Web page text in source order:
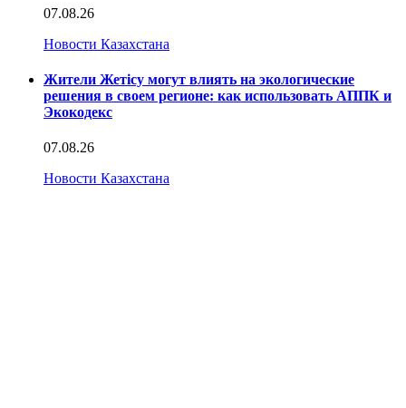
07.08.26
Новости Казахстана
Жители Жетісу могут влиять на экологические
решения в своем регионе: как использовать АППК и
Экокодекс
07.08.26
Новости Казахстана